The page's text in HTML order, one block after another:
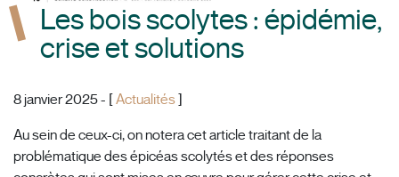
Les bois scolytes : épidémie,
crise et solutions
8 janvier 2025 - [Actualités]
Au sein de ceux-ci, on notera cet article traitant de la
problématique des épicéas scolytés et des réponses